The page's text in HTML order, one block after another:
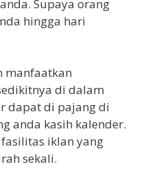
Supaya orang
hingga hari
manfaatkan
di dalam
dapat di pajang di
anda kasih kalender.
iklan yang
sekali.